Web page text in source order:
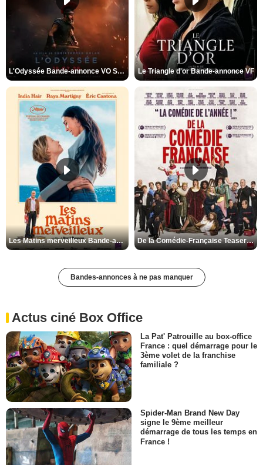
L'Odyssée Bande-annonce VO STFR Le Triangle d'or Bande-annonce VF
Les Matins merveilleux Bande-annonce VF De la Comédie-Française Teaser VF
Bandes-annonces à ne pas manquer
Actus ciné Box Office
La Pat' Patrouille au box-office
France : quel démarrage pour le
3ème volet de la franchise
familiale ?
Spider-Man Brand New Day
signe le 9ème meilleur
démarrage de tous les temps en
France !